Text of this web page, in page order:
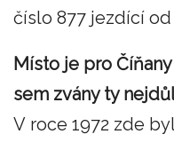
číslo 877 jezdící
Místo je pro
sem zvány ty
V roce 1972 zde